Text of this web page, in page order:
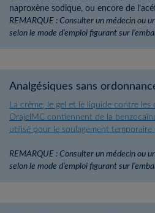
naproxène sodique, ou encore de
REMARQUE : Consulter un médecin ou
selon le mode d’emploi figurant sur
Analgésiques sans
La crème, le gel et le liquide contre
OrajelMC contiennent de la
utilisé pour le soulagement temporaire
REMARQUE : Consulter un médecin ou
selon le mode d’emploi figurant sur